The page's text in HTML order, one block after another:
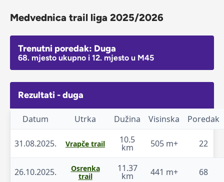
Medvednica trail liga 2025/2026
Trenutni poredak: Duga
68. mjesto ukupno i 12. mjesto u M45
Rezultati - duga
Datum Utrka Dužina Visinska Poredak
31.08.2025. Vrapče trail 10.5
km 505 m+ 22
26.10.2025.
Osrenka
trail
11.37
km 441 m+ 68